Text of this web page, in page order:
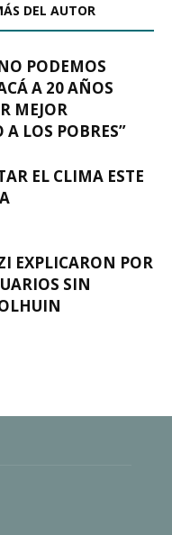
DEL AUTOR
PODEMOS
A 20 AÑOS
MEJOR
LOS POBRES”
EL CLIMA ESTE
EXPLICARON POR
SIN